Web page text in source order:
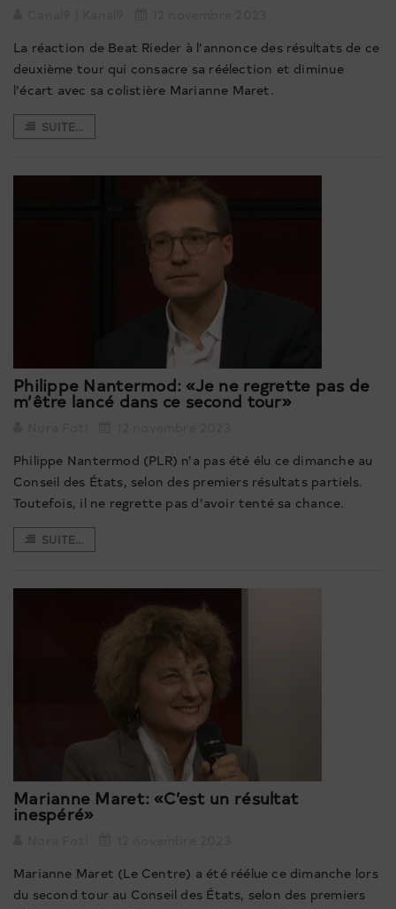
La réaction de Beat Rieder à l’annonce des résultats de ce
deuxième tour qui consacre sa réélection et diminue
l’écart avec sa colistière Marianne Maret.
SUITE...
Philippe Nantermod: «Je ne regrette pas de
m’être lancé dans ce second tour»
Philippe Nantermod (PLR) n’a pas été élu ce dimanche au
Conseil des États, selon des premiers résultats partiels.
Toutefois, il ne regrette pas d’avoir tenté sa chance.
SUITE...
Marianne Maret: «C’est un résultat
inespéré»
Marianne Maret (Le Centre) a été réélue ce dimanche lors
du second tour au Conseil des États, selon des premiers